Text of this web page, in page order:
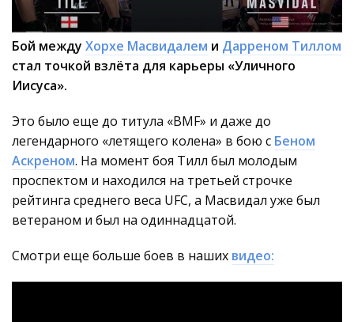
Бой между Хорхе Масвидалем и Дарреном Тиллом
стал точкой взлёта для карьеры «Уличного
Иисуса».
Это было еще до титула «BMF» и даже до
легендарного «летящего колена» в бою с Беном
Аскреном. На момент боя Тилл был молодым
проспектом и находился на третьей строчке
рейтинга среднего веса UFC, а Масвидал уже был
ветераном и был на одиннадцатой.
Смотри еще больше боев в наших видео: